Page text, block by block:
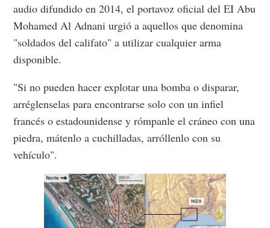
audio difundido en 2014, el portavoz oficial del EI Abu
Mohamed Al Adnani urgió a aquellos que denomina
"soldados del califato" a utilizar cualquier arma
disponible.
"Si no pueden hacer explotar una bomba o disparar,
arréglenselas para encontrarse solo con un infiel
francés o estadounidense y rómpanle el cráneo con una
piedra, mátenlo a cuchilladas, arróllenlo con su
vehículo".